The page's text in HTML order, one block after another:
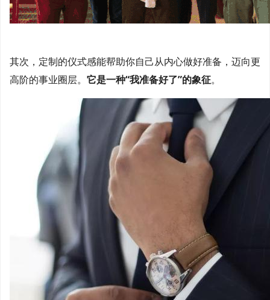
其次，定制的仪式感能帮助你自己从内心做好准备，迈向更
高阶的事业圈层。 它是一种“我准备好了”的象征。